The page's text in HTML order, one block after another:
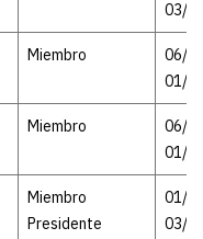
03/
Miembro
06/
01/
Miembro
06/
01/
Miembro
Presidente
01/
03/